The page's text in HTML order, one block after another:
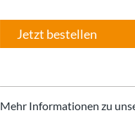
Jetzt bestellen
Mehr Informationen zu